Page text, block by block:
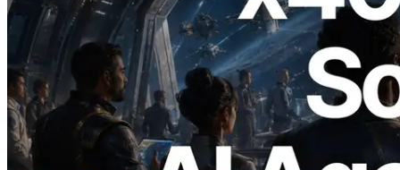
2026.07.04
ERPC Meluncurkan Solana RPC
Berbasis x402 — Era AI Agent
Membayar API yang Dibutuhkan Secara
On Demand
Baca artikel ini